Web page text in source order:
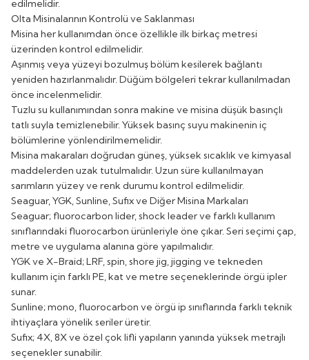
edilmelidir.
Olta Misinalarının Kontrolü ve Saklanması
Misina her kullanımdan önce özellikle ilk birkaç metresi
üzerinden kontrol edilmelidir.
Aşınmış veya yüzeyi bozulmuş bölüm kesilerek bağlantı
yeniden hazırlanmalıdır. Düğüm bölgeleri tekrar kullanılmadan
önce incelenmelidir.
Tuzlu su kullanımından sonra makine ve misina düşük basınçlı
tatlı suyla temizlenebilir. Yüksek basınç suyu makinenin iç
bölümlerine yönlendirilmemelidir.
Misina makaraları doğrudan güneş, yüksek sıcaklık ve kimyasal
maddelerden uzak tutulmalıdır. Uzun süre kullanılmayan
sarımların yüzey ve renk durumu kontrol edilmelidir.
Seaguar, YGK, Sunline, Sufix ve Diğer Misina Markaları
Seaguar; fluorocarbon lider, shock leader ve farklı kullanım
sınıflarındaki fluorocarbon ürünleriyle öne çıkar. Seri seçimi çap,
metre ve uygulama alanına göre yapılmalıdır.
YGK ve X-Braid; LRF, spin, shore jig, jigging ve tekneden
kullanım için farklı PE, kat ve metre seçeneklerinde örgü ipler
sunar.
Sunline; mono, fluorocarbon ve örgü ip sınıflarında farklı teknik
ihtiyaçlara yönelik seriler üretir.
Sufix; 4X, 8X ve özel çok lifli yapıların yanında yüksek metrajlı
seçenekler sunabilir.